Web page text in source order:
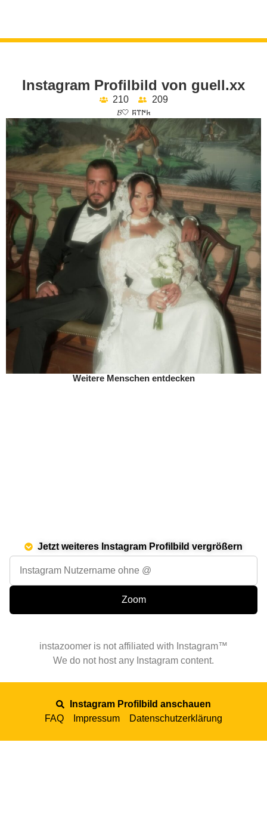
Instagram Profilbild von guell.xx
210 209
𝓑🤍 𐱅𐰇𐰼𐰰
Weitere Menschen entdecken
Jetzt weiteres Instagram Profilbild vergrößern
instazoomer is not affiliated with Instagram™
We do not host any Instagram content.
Instagram Profilbild anschauen
FAQ
Impressum Datenschutzerklärung